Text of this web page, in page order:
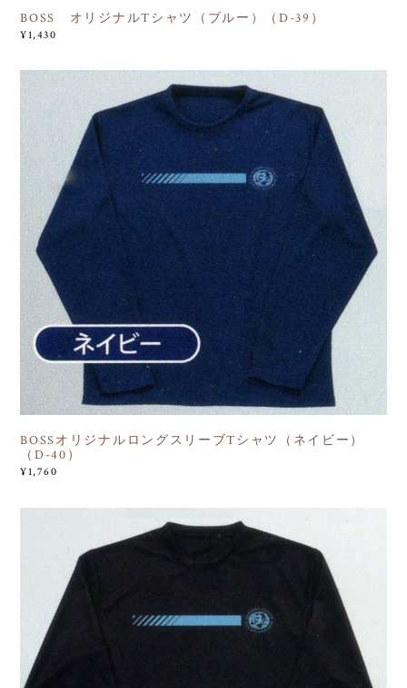
BOSS オリジナルTシャツ（ブルー）（D-39）
¥1,430
BOSSオリジナルロングスリーブTシャツ（ネイビー）
（D-40）
¥1,760